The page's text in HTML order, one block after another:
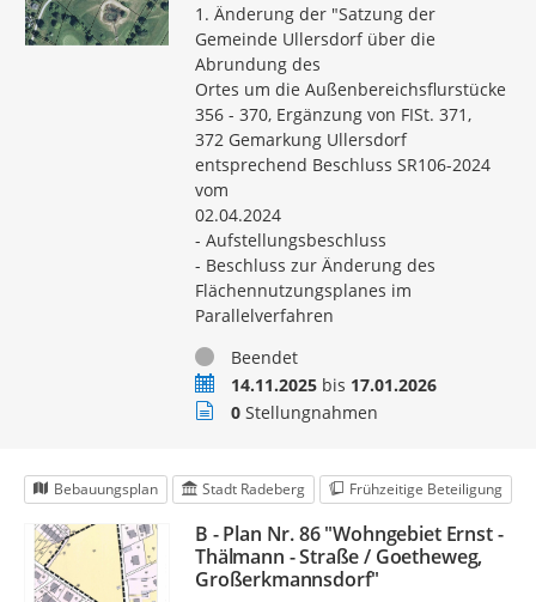
1. Änderung der "Satzung der
Gemeinde Ullersdorf über die
Abrundung des
Ortes um die Außenbereichsflurstücke
356 - 370, Ergänzung von FISt. 371,
372 Gemarkung Ullersdorf
entsprechend Beschluss SR106-2024
vom
02.04.2024
- Aufstellungsbeschluss
- Beschluss zur Änderung des
Flächennutzungsplanes im
Parallelverfahren
StatusBeendet
Zeitraum14.11.2025bis 17.01.2026
Stellungnahmen
0Stellungnahmen
Bebauungsplan Stadt Radeberg Frühzeitige Beteiligung
B - Plan Nr. 86 "Wohngebiet Ernst -
Thälmann - Straße / Goetheweg,
Großerkmannsdorf"